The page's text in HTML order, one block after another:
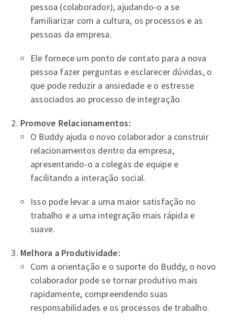
pessoa (colaborador), ajudando-o a se
familiarizar com a cultura, os processos e as
pessoas da empresa.
Ele fornece um ponto de contato para a nova
pessoa fazer perguntas e esclarecer dúvidas, o
que pode reduzir a ansiedade e o estresse
associados ao processo de integração.
Promove Relacionamentos:
O Buddy ajuda o novo colaborador a construir
relacionamentos dentro da empresa,
apresentando-o a colegas de equipe e
facilitando a interação social.
Isso pode levar a uma maior satisfação no
trabalho e a uma integração mais rápida e
suave.
Melhora a Produtividade:
Com a orientação e o suporte do Buddy, o novo
colaborador pode se tornar produtivo mais
rapidamente, compreendendo suas
responsabilidades e os processos de trabalho.